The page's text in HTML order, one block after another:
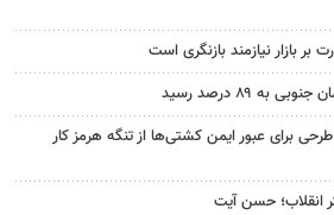
بر بازار نیازمند بازنگری است
به ۸۹ درصد رسید
برای عبور ایمن کشتی‌ها از تنگه هرمز کار
انقلاب؛ حسن آیت